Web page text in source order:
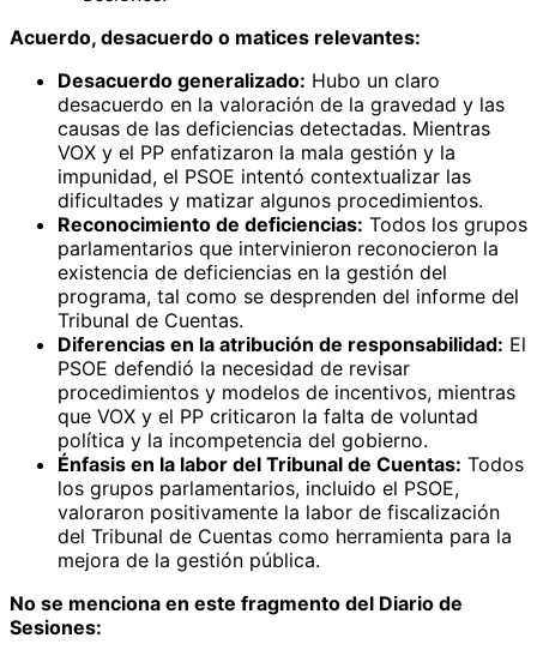
Acuerdo, desacuerdo o matices relevantes:
Desacuerdo generalizado: Hubo un claro
desacuerdo en la valoración de la gravedad y las
causas de las deficiencias detectadas. Mientras
VOX y el PP enfatizaron la mala gestión y la
impunidad, el PSOE intentó contextualizar las
dificultades y matizar algunos procedimientos.
Reconocimiento de deficiencias: Todos los grupos
parlamentarios que intervinieron reconocieron la
existencia de deficiencias en la gestión del
programa, tal como se desprenden del informe del
Tribunal de Cuentas.
Diferencias en la atribución de responsabilidad: El
PSOE defendió la necesidad de revisar
procedimientos y modelos de incentivos, mientras
que VOX y el PP criticaron la falta de voluntad
política y la incompetencia del gobierno.
Énfasis en la labor del Tribunal de Cuentas: Todos
los grupos parlamentarios, incluido el PSOE,
valoraron positivamente la labor de fiscalización
del Tribunal de Cuentas como herramienta para la
mejora de la gestión pública.
No se menciona en este fragmento del Diario de
Sesiones: